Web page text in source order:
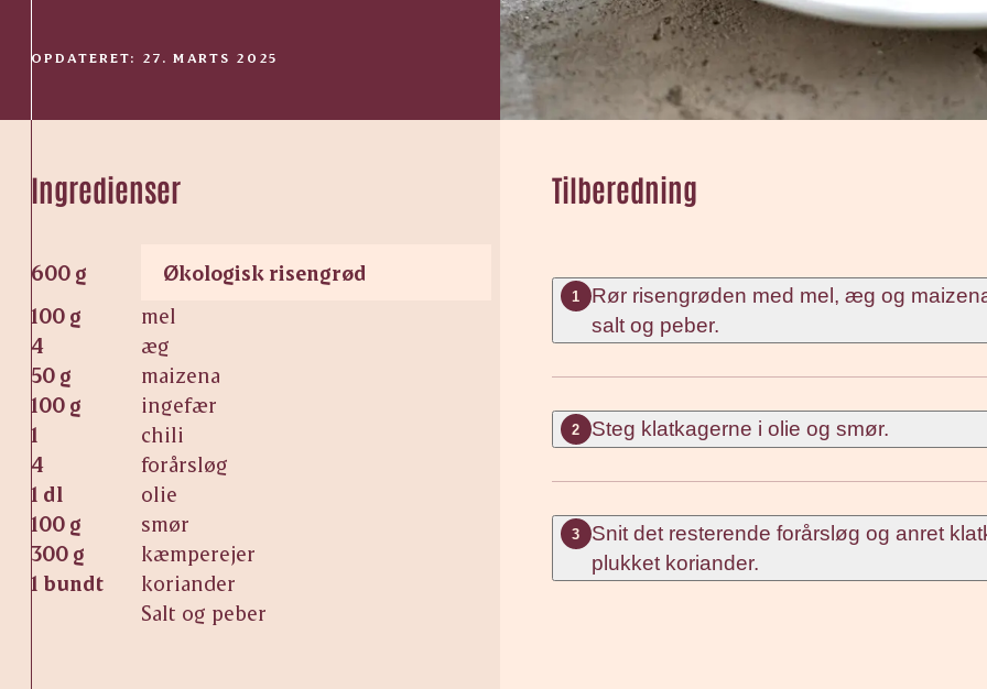
OPDATERET: 27. MARTS 2025
Ingredienser
600 g
Økologisk risengrød
100 g
mel
4
æg
50 g
maizena
100 g
ingefær
1
chili
4
forårsløg
1 dl
olie
100 g
smør
300 g
kæmperejer
1 bundt
koriander
Salt og peber
Tilberedning
1
Rør risengrøden med mel, æg og
salt og peber.
2 Steg klatkagerne i olie og smør.
3
Snit det resterende forårsløg og anret
plukket koriander.